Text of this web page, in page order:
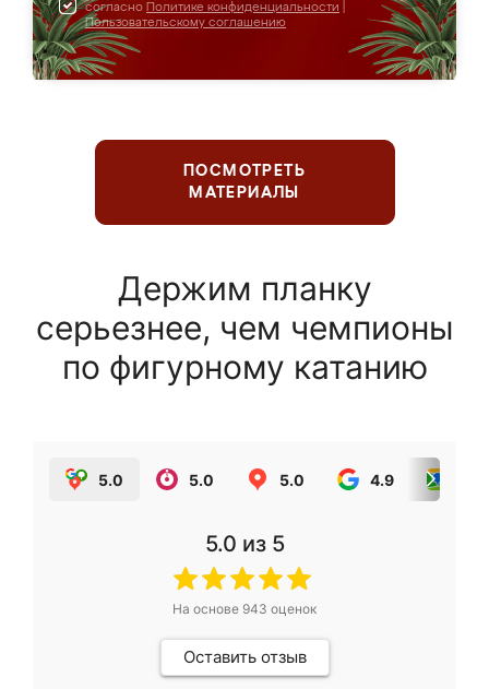
согласно Политике конфиденциальности
Пользовательскому соглашению
ПОСМОТРЕТЬ
МАТЕРИАЛЫ
Держим планку
серьезнее, чем чемпионы
по фигурному катанию
5.0 5.0 5.0 4.9
5.0 из 5
На основе 943 оценок
Оставить отзыв